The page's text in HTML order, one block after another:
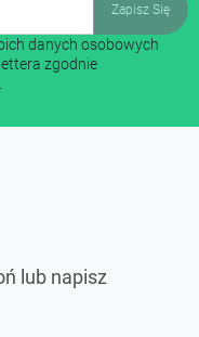
danych osobowych
zgodnie
lub napisz